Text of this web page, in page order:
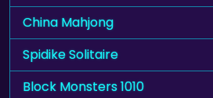
China Mahjong
Spidike Solitaire
Block Monsters 1010